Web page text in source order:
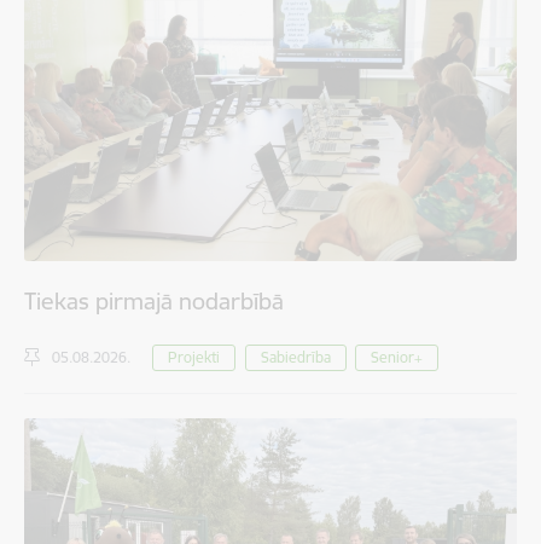
Tiekas pirmajā nodarbībā
05.08.2026. Projekti Sabiedrība Senior+